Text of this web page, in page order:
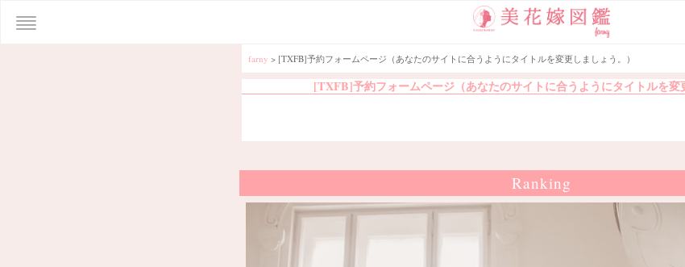
farny > [TXFB]予約フォームページ（あなたのサイトに合うようにタイトルを変更しましょう。）
[TXFB]予約フォームページ（あなたのサイトに合うようにタイトルを変
Ranking